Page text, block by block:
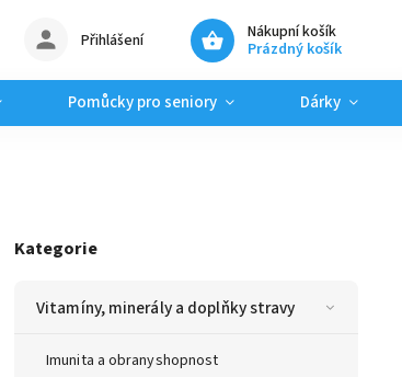
Nákupní košík
Prázdný košík
Přihlášení
Pomůcky pro seniory Dárky
Kategorie
Vitamíny, minerály a doplňky stravy
Imunita a obranyshopnost